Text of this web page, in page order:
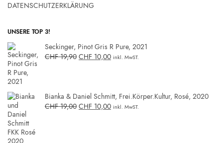
DATENSCHUTZERKLÄRUNG
UNSERE TOP 3!
Seckinger, Pinot Gris R Pure, 2021
CHF19,90 CHF 10,00 inkl. MwST.
Bianka & Daniel Schmitt, Frei.Körper.Kultur, Rosé, 2020
CHF19,00 CHF 10,00 inkl. MwST.